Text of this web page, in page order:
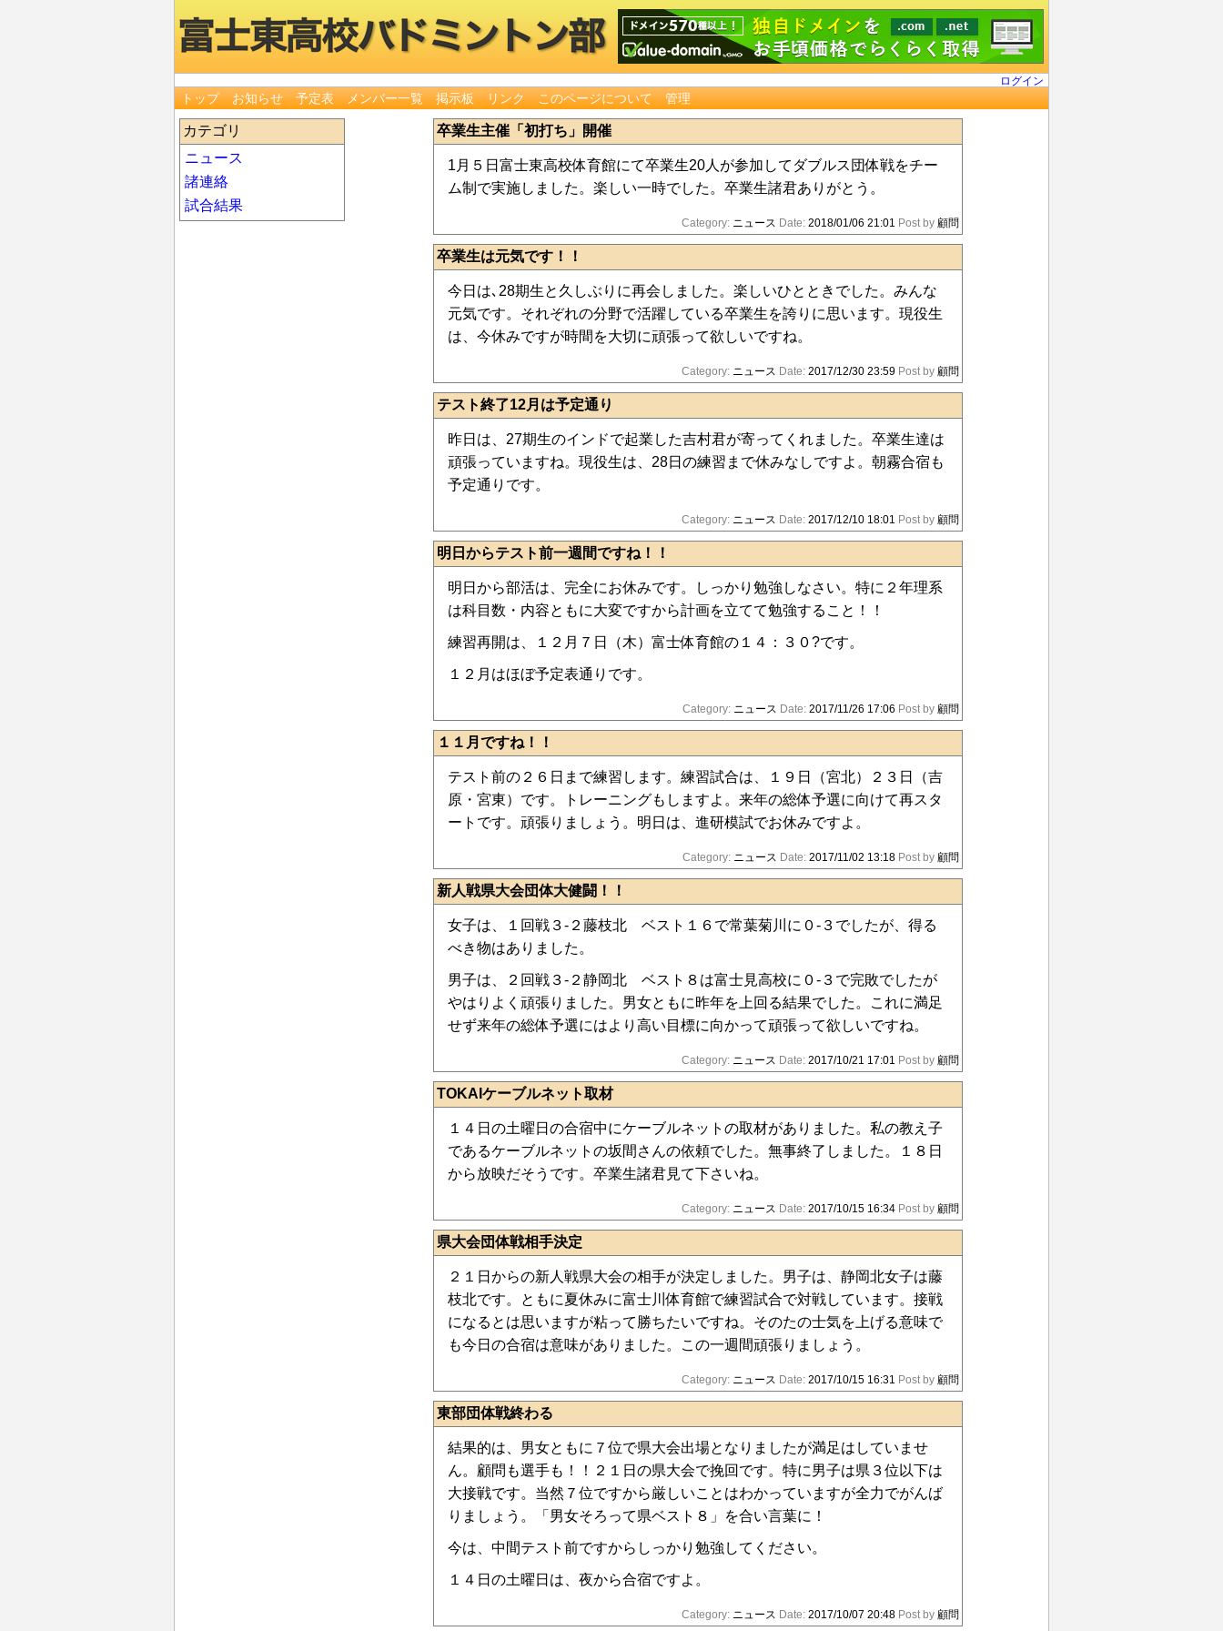
ログイン
トップ お知らせ 予定表 メンバー一覧 掲示板 リンク このページについて 管理
カテゴリ
ニュース
諸連絡
試合結果
卒業生主催「初打ち」開催
1月５日富士東高校体育館にて卒業生20人が参加してダブルス団体戦をチー
ム制で実施しました。楽しい一時でした。卒業生諸君ありがとう。
Category: ニュース Date: 2018/01/06 21:01 Post by 顧問
卒業生は元気です！！
今日は､28期生と久しぶりに再会しました。楽しいひとときでした。みんな
元気です。それぞれの分野で活躍している卒業生を誇りに思います。現役生
は、今休みですが時間を大切に頑張って欲しいですね。
Category: ニュース Date: 2017/12/30 23:59 Post by 顧問
テスト終了12月は予定通り
昨日は、27期生のインドで起業した吉村君が寄ってくれました。卒業生達は
頑張っていますね。現役生は、28日の練習まで休みなしですよ。朝霧合宿も
予定通りです。
Category: ニュース Date: 2017/12/10 18:01 Post by 顧問
明日からテスト前一週間ですね！！
明日から部活は、完全にお休みです。しっかり勉強しなさい。特に２年理系
は科目数・内容ともに大変ですから計画を立てて勉強すること！！
練習再開は、１２月７日（木）富士体育館の１４：３０?です。
１２月はほぼ予定表通りです。
Category: ニュース Date: 2017/11/26 17:06 Post by 顧問
１１月ですね！！
テスト前の２６日まで練習します。練習試合は、１９日（宮北）２３日（吉
原・宮東）です。トレーニングもしますよ。来年の総体予選に向けて再スタ
ートです。頑張りましょう。明日は、進研模試でお休みですよ。
Category: ニュース Date: 2017/11/02 13:18 Post by 顧問
新人戦県大会団体大健闘！！
女子は、１回戦３-２藤枝北 ベスト１６で常葉菊川に０-３でしたが、得る
べき物はありました。
男子は、２回戦３-２静岡北 ベスト８は富士見高校に０-３で完敗でしたが
やはりよく頑張りました。男女ともに昨年を上回る結果でした。これに満足
せず来年の総体予選にはより高い目標に向かって頑張って欲しいですね。
Category: ニュース Date: 2017/10/21 17:01 Post by 顧問
TOKAIケーブルネット取材
１４日の土曜日の合宿中にケーブルネットの取材がありました。私の教え子
であるケーブルネットの坂間さんの依頼でした。無事終了しました。１８日
から放映だそうです。卒業生諸君見て下さいね。
Category: ニュース Date: 2017/10/15 16:34 Post by 顧問
県大会団体戦相手決定
２１日からの新人戦県大会の相手が決定しました。男子は、静岡北女子は藤
枝北です。ともに夏休みに富士川体育館で練習試合で対戦しています。接戦
になるとは思いますが粘って勝ちたいですね。そのたの士気を上げる意味で
も今日の合宿は意味がありました。この一週間頑張りましょう。
Category: ニュース Date: 2017/10/15 16:31 Post by 顧問
東部団体戦終わる
結果的は、男女ともに７位で県大会出場となりましたが満足はしていませ
ん。顧問も選手も！！２１日の県大会で挽回です。特に男子は県３位以下は
大接戦です。当然７位ですから厳しいことはわかっていますが全力でがんば
りましょう。「男女そろって県ベスト８」を合い言葉に！
今は、中間テスト前ですからしっかり勉強してください。
１４日の土曜日は、夜から合宿ですよ。
Category: ニュース Date: 2017/10/07 20:48 Post by 顧問